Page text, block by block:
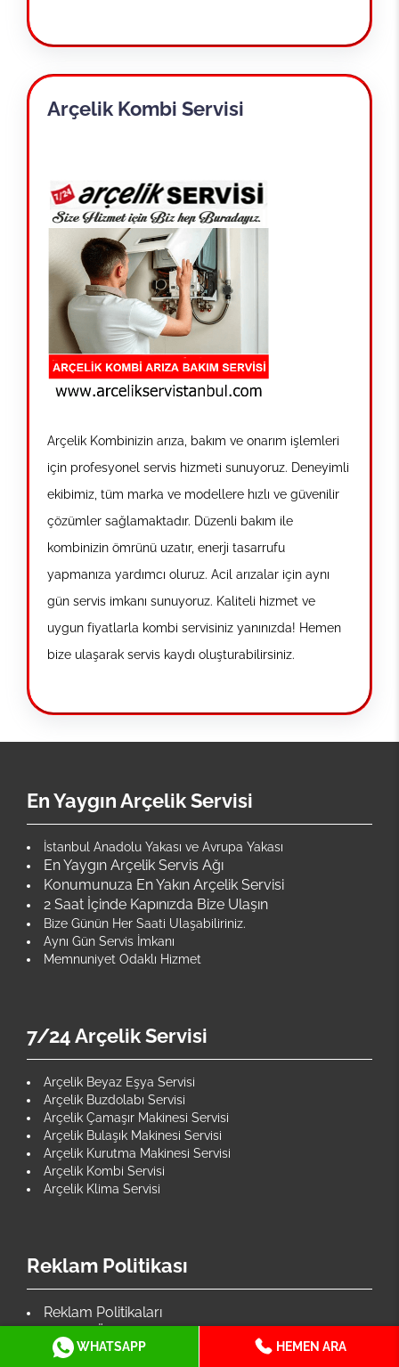
Arçelik Kombi Servisi
Arçelik Kombinizin arıza, bakım ve onarım işlemleri
için profesyonel servis hizmeti sunuyoruz. Deneyimli
ekibimiz, tüm marka ve modellere hızlı ve güvenilir
çözümler sağlamaktadır. Düzenli bakım ile
kombinizin ömrünü uzatır, enerji tasarrufu
yapmanıza yardımcı oluruz. Acil arızalar için aynı
gün servis imkanı sunuyoruz. Kaliteli hizmet ve
uygun fiyatlarla kombi servisiniz yanınızda! Hemen
bize ulaşarak servis kaydı oluşturabilirsiniz.
WHATSAPP HEMEN ARA
En Yaygın Arçelik Servisi
İstanbul Anadolu Yakası ve Avrupa Yakası
En Yaygın Arçelik Servis Ağı
Konumunuza En Yakın Arçelik Servisi
2 Saat İçinde Kapınızda Bize Ulaşın
Bize Günün Her Saati Ulaşabiliriniz.
Aynı Gün Servis İmkanı
Memnuniyet Odaklı Hizmet
7/24 Arçelik Servisi
Arçelik Beyaz Eşya Servisi
Arçelik Buzdolabı Servisi
Arçelik Çamaşır Makinesi Servisi
Arçelik Bulaşık Makinesi Servisi
Arçelik Kurutma Makinesi Servisi
Arçelik Kombi Servisi
Arçelik Klima Servisi
Reklam Politikası
Reklam Politikaları
İlgili Politikalar & Şartlar